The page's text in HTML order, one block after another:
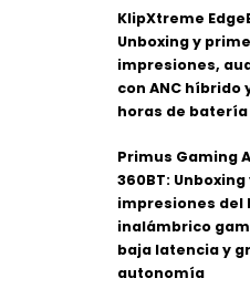
KlipXtreme
Unboxing y
impresiones,
con ANC híbrido
horas de batería
Primus Gaming
360BT:
impresiones del
inalámbrico
baja latencia y
autonomía